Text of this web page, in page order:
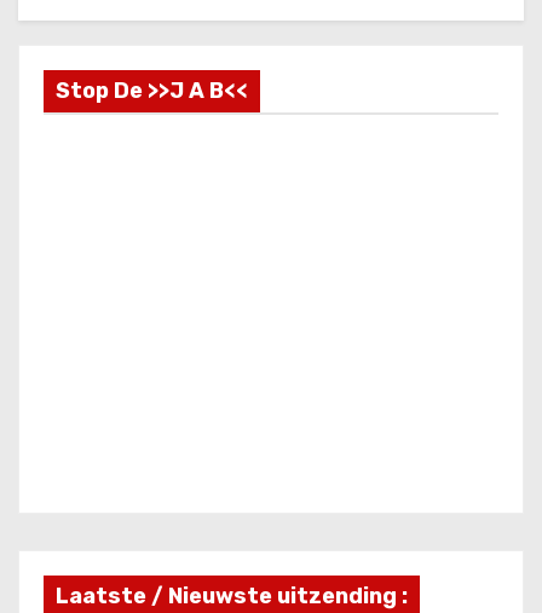
Stop De >>J A B<<
Laatste / Nieuwste uitzending :